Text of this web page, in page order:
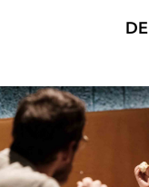
DE